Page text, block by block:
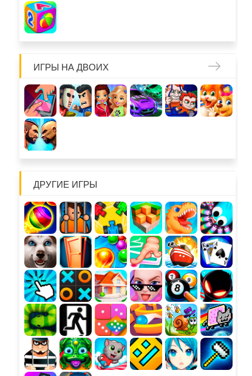
ИГРЫ НА ДВОИХ
ДРУГИЕ ИГРЫ